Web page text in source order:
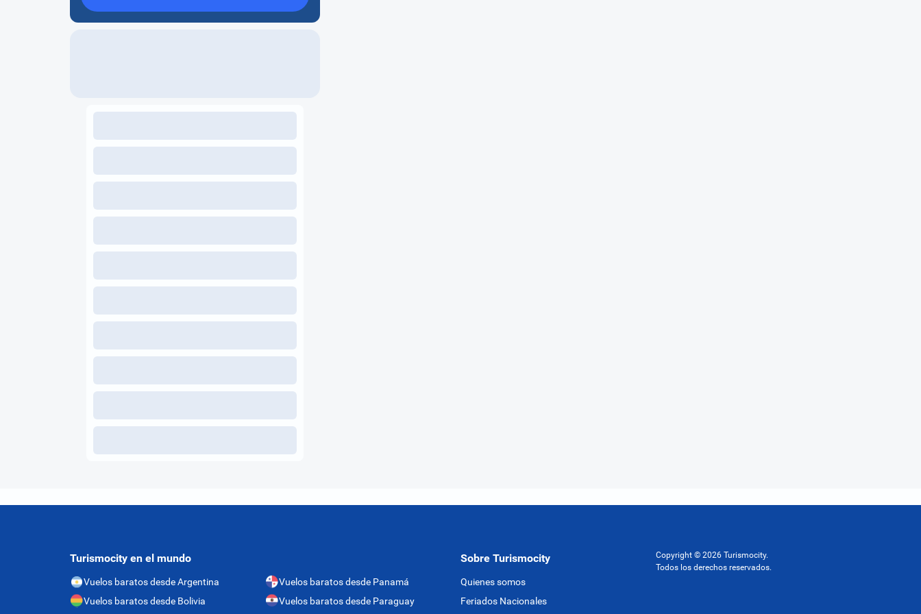
Turismocity en el mundo
Vuelos baratos desde Argentina
Vuelos baratos desde Bolivia
Vuelos baratos desde Panamá
Vuelos baratos desde Paraguay
Sobre Turismocity
Quienes somos
Feriados Nacionales
Copyright © 2026 Turismocity.
Todos los derechos reservados.